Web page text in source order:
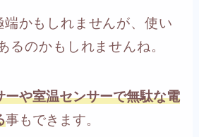
かもしれませんが、 使い
るのかもしれませんね。
ーや室温センサーで無駄な電
事もできます。